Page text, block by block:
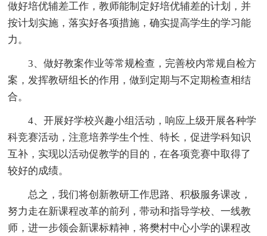
做好培优辅差工作，教师能制定好培优辅差的计划，并
按计划实施，落实好各项措施，确实提高学生的学习能
力。
3、做好教案作业等常规检查，完善校内常规自检方
案，发挥教研组长的作用，做到定期与不定期检查相结
合。
4、开展好学校兴趣小组活动，响应上级开展各种学
科竞赛活动，注意培养学生个性、特长，促进学科知识
互补，实现以活动促教学的目的，在各项竞赛中取得了
较好的成绩。
总之，我们将创新教研工作思路、积极服务课改，
努力走在新课程改革的前列，带动和指导学校、一线教
师，进一步领会新课标精神，将樊村中心小学的课程改